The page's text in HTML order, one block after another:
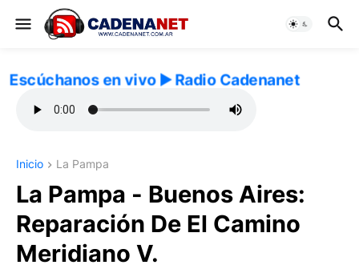
Escúchanos en vivo ▶️ Radio Cadenanet
Inicio La Pampa
La Pampa - Buenos Aires:
Reparación De El Camino
Meridiano V.